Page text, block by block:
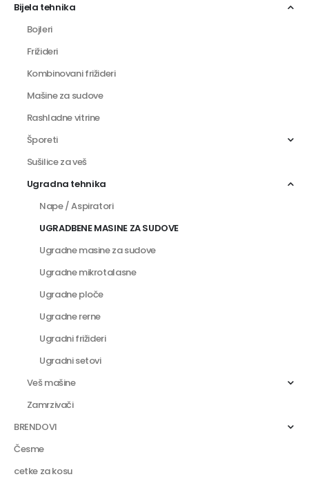
Bijela tehnika
Bojleri
Frižideri
Kombinovani frižideri
Mašine za sudove
Rashladne vitrine
Šporeti
Sušilice za veš
Ugradna tehnika
Nape / Aspiratori
UGRADBENE MASINE ZA SUDOVE
Ugradne masine za sudove
Ugradne mikrotalasne
Ugradne ploče
Ugradne rerne
Ugradni frižideri
Ugradni setovi
Veš mašine
Zamrzivači
BRENDOVI
Česme
cetke za kosu